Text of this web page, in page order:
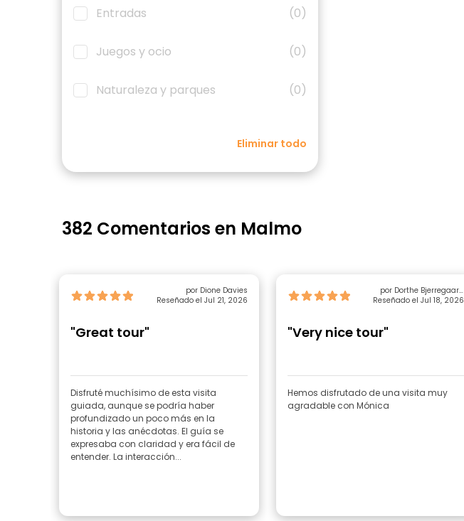
Entradas (0)
Juegos y ocio (0)
Naturaleza y parques (0)
Eliminar todo
382 Comentarios en Malmo
por Dione Davies
Reseñado el Jul 21, 2026
"Great tour"
Disfruté muchísimo de esta visita
guiada, aunque se podría haber
profundizado un poco más en la
historia y las anécdotas. El guía se
expresaba con claridad y era fácil de
entender. La interacción...
por Dorthe Bjerregaard
Kristensen
Reseñado el Jul 18, 2026
"Very nice tour"
Hemos disfrutado de una visita muy
agradable con Mónica